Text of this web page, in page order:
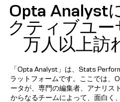
Opta Analyst
クティブユ
万人以上訪
「Opta Analyst」は、Stats
ラットフォームです。ここでは、
ータが、専門の編集者、アナリス
からなるチームによって、面白く